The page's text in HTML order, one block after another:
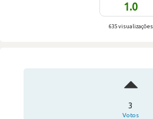
1.0
635 visualizações
3
Votos